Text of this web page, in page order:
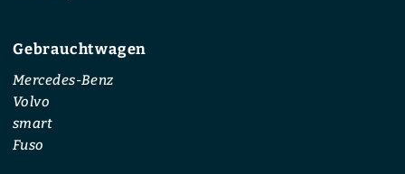
Gebrauchtwagen
Mercedes-Benz
Volvo
smart
Fuso